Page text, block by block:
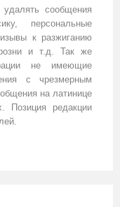
сообщения
персональные
к разжиганию
и т.д. Так же
не имеющие
с чрезмерным
на латинице
Позиция редакции